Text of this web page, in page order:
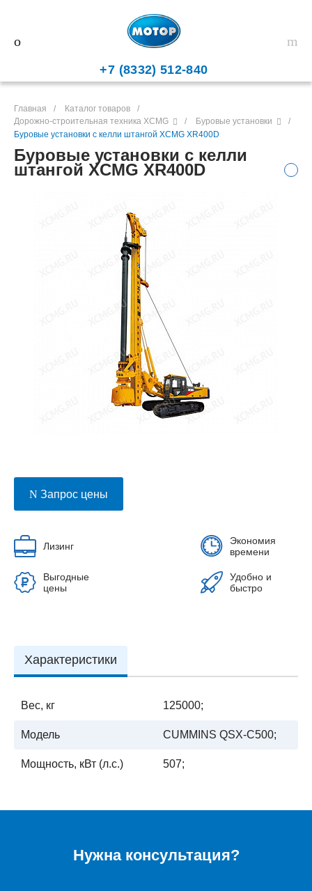
+7 (8332) 512-840
Главная / Каталог товаров
/
Дорожно-строительная техника XCMG
/ Буровые установки
/
Буровые установки с келли штангой XCMG XR400D
Буровые установки с келли
штангой XCMG XR400D
Запрос цены
Лизинг
Экономия
времени
Выгодные
цены
Удобно и
быстро
Характеристики
Вес, кг 125000;
Модель CUMMINS QSX-C500;
Мощность, кВт (л.с.) 507;
Нужна консультация?